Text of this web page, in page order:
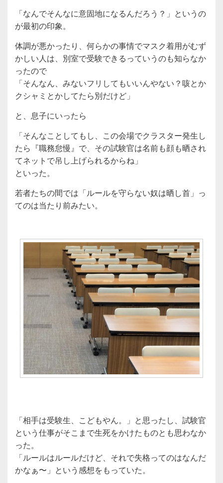
「なんでそんなに意固地になるんだろう？」というの
が最初の印象。
体調が悪かったり、何らかの事情でマスク着用がむず
かしい人は、別室で受験できるっていうのも知らなか
ったので
「そんなん、みないフリしてもいいんやない？咳とか
クシャミとかしてたら別だけど」
と、息子にいったら
「そんなことしてもし、この会場でクラスター発生し
たら『職務怠慢』で、その試験官は名前も顔も晒され
てネットで吊し上げられるからね」
といった。
若者たちの間では「ルールを守らない奴は晒し首」っ
てのは当たり前みたい。
「相手は受験生、こどもやん。」と思ったし、試験官
という仕事がそこまで生死をかけたものとも思わなか
った。
「ルールはルールだけど、それで失格ってのはなんだ
かなぁ〜」という感想をもっていた。